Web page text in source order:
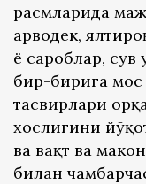
расмларида
арвоҳдек,
ё сароблар, сув
бир-бирига мос
тасвирлари
хослигини
ва вақт ва
билан